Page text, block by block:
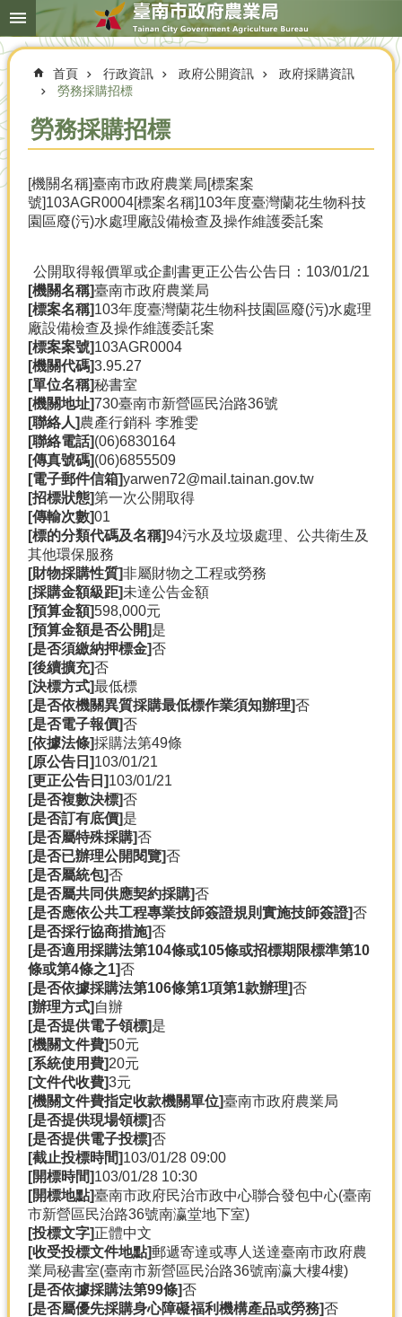
跳到主要內容區塊
搜
尋
進
簡
民
頁
首頁 行政資訊 政府公開資訊
政府採購資訊
勞務採購招標
勞務採購招標
[機關名稱]臺南市政府農業局[標案案
號]103AGR0004[標案名稱]103年度臺灣蘭花生物科技
園區廢(污)水處理廠設備檢查及操作維護委託案
公開取得報價單或企劃書更正公告公告日：103/01/21
[機關名稱]臺南市政府農業局
[標案名稱]103年度臺灣蘭花生物科技園區廢(污)水處理
廠設備檢查及操作維護委託案
[標案案號]103AGR0004
[機關代碼]3.95.27
[單位名稱]秘書室
[機關地址]730臺南市新營區民治路36號
[聯絡人]農產行銷科 李雅雯
[聯絡電話](06)6830164
[傳真號碼](06)6855509
[電子郵件信箱]yarwen72@mail.tainan.gov.tw
[招標狀態]第一次公開取得
[傳輸次數]01
[標的分類代碼及名稱]94污水及垃圾處理、公共衛生及
其他環保服務
[財物採購性質]非屬財物之工程或勞務
[採購金額級距]未達公告金額
[預算金額]598,000元
[預算金額是否公開]是
[是否須繳納押標金]否
[後續擴充]否
[決標方式]最低標
[是否依機關異質採購最低標作業須知辦理]否
[是否電子報價]否
[依據法條]採購法第49條
[原公告日]103/01/21
[更正公告日]103/01/21
[是否複數決標]否
[是否訂有底價]是
[是否屬特殊採購]否
[是否已辦理公開閱覽]否
[是否屬統包]否
[是否屬共同供應契約採購]否
[是否應依公共工程專業技師簽證規則實施技師簽證]否
[是否採行協商措施]否
[是否適用採購法第104條或105條或招標期限標準第10
條或第4條之1]否
[是否依據採購法第106條第1項第1款辦理]否
[辦理方式] 自辦
[是否提供電子領標]是
[機關文件費]50元
[系統使用費]20元
[文件代收費]3元
[機關文件費指定收款機關單位]臺南市政府農業局
[是否提供現場領標]否
[是否提供電子投標]否
[截止投標時間]103/01/28 09:00
[開標時間]103/01/28 10:30
[開標地點]臺南市政府民治市政中心聯合發包中心(臺南
市新營區民治路36號南瀛堂地下室)
[投標文字]正體中文
[收受投標文件地點]郵遞寄達或專人送達臺南市政府農
業局秘書室(臺南市新營區民治路36號南瀛大樓4樓)
[是否依據採購法第99條]否
[是否屬優先採購身心障礙福利機構產品或勞務]否